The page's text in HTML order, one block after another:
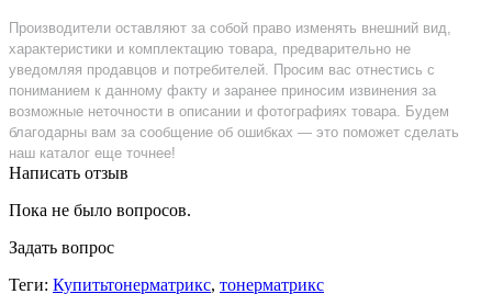
Производители оставляют за собой право изменять внешний вид,
характеристики и комплектацию товара, предварительно не
уведомляя продавцов и потребителей. Просим вас отнестись с
пониманием к данному факту и заранее приносим извинения за
возможные неточности в описании и фотографиях товара. Будем
благодарны вам за сообщение об ошибках — это поможет сделать
наш каталог еще точнее!
Написать отзыв
Пока не было вопросов.
Задать вопрос
Теги: Купитьтонерматрикс, тонерматрикс